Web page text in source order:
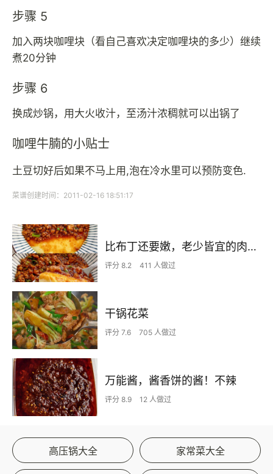
步骤 5
加入两块咖哩块（看自己喜欢决定咖哩块的多少）继续
煮20分钟
步骤 6
换成炒锅，用大火收汁，至汤汁浓稠就可以出锅了
咖哩牛腩的小贴士
土豆切好后如果不马上用,泡在冷水里可以预防变色.
菜谱创建时间：2011-02-16 18:51:17
比布丁还要嫩，老少皆宜的肉沫蒸蛋
评分 8.2 411 人做过
干锅花菜
评分 7.6 705 人做过
万能酱，酱香饼的酱！不辣
评分 8.9 12 人做过
高压锅大全 家常菜大全